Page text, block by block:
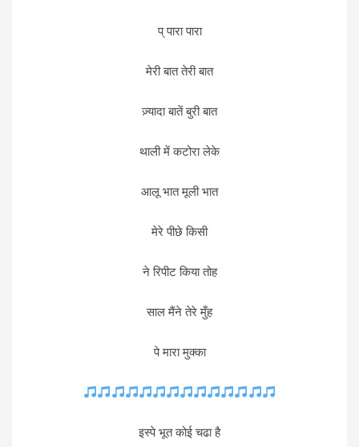
प् पारा पारा
मेरी बात तेरी बात
ज़्यादा बातें बुरी बात
थाली में कटोरा लेके
आलू भात मूली भात
मेरे पीछे किसी
ने रिपीट किया तोह
साल मैंने तेरे मुँह
पे मारा मुक्का
इस्पे भूत कोई चढा है